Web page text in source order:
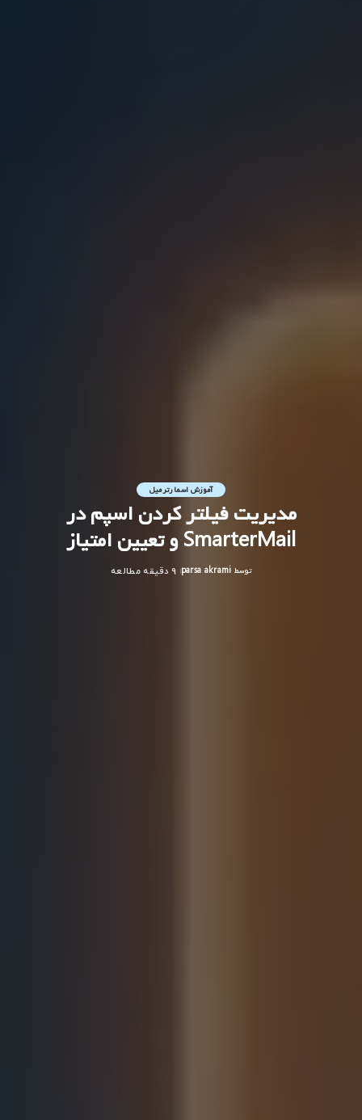
آموزش اسمارترمیل
مدیریت فیلتر کردن اسپم در
SmarterMail و تعیین امتیاز
توسط parsa akrami 9 دقیقه مطالعه